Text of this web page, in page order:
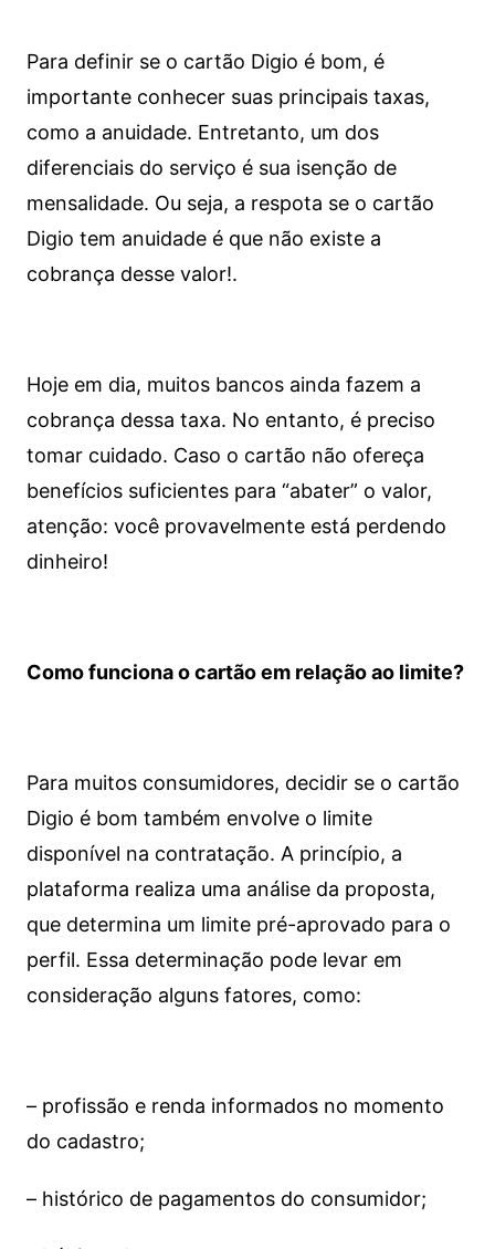
Para definir se o cartão Digio é bom, é
importante conhecer suas principais taxas,
como a anuidade. Entretanto, um dos
diferenciais do serviço é sua isenção de
mensalidade. Ou seja, a respota se o cartão
Digio tem anuidade é que não existe a
cobrança desse valor!.
Hoje em dia, muitos bancos ainda fazem a
cobrança dessa taxa. No entanto, é preciso
tomar cuidado. Caso o cartão não ofereça
benefícios suficientes para “abater” o valor,
atenção: você provavelmente está perdendo
dinheiro!
Como funciona o cartão em relação ao limite?
Para muitos consumidores, decidir se o cartão
Digio é bom também envolve o limite
disponível na contratação. A princípio, a
plataforma realiza uma análise da proposta,
que determina um limite pré-aprovado para o
perfil. Essa determinação pode levar em
consideração alguns fatores, como:
– profissão e renda informados no momento
do cadastro;
– histórico de pagamentos do consumidor;